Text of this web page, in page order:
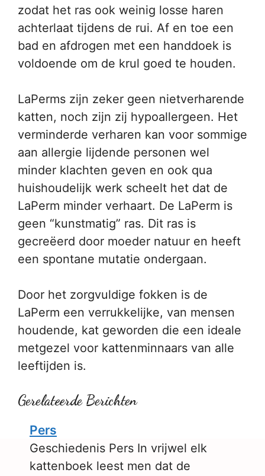
zodat het ras ook weinig losse haren
achterlaat tijdens de rui. Af en toe een
bad en afdrogen met een handdoek is
voldoende om de krul goed te houden.
LaPerms zijn zeker geen nietverharende
katten, noch zijn zij hypoallergeen. Het
verminderde verharen kan voor sommige
aan allergie lijdende personen wel
minder klachten geven en ook qua
huishoudelijk werk scheelt het dat de
LaPerm minder verhaart. De LaPerm is
geen “kunstmatig” ras. Dit ras is
gecreëerd door moeder natuur en heeft
een spontane mutatie ondergaan.
Door het zorgvuldige fokken is de
LaPerm een verrukkelijke, van mensen
houdende, kat geworden die een ideale
metgezel voor kattenminnaars van alle
leeftijden is.
Gerelateerde Berichten
Pers
Geschiedenis Pers In vrijwel elk
kattenboek leest men dat de